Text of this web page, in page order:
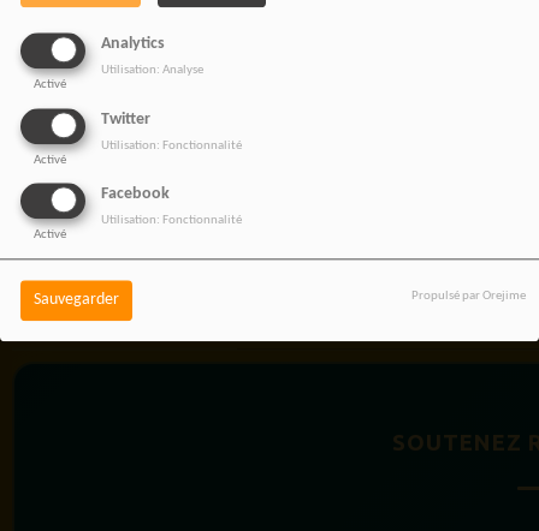
Analytics
Activé
Utilisation: Analyse
Twitter
Activé
Utilisation: Fonctionnalité
Facebook
Activé
Utilisation: Fonctionnalité
Sauvegarder Propulsé par Orejime
BOUTIQUE AFFILIÉ
SOUTENEZ